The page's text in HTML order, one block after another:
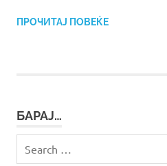
ПРОЧИТАЈ ПОВЕЌЕ
БАРАЈ…
for: